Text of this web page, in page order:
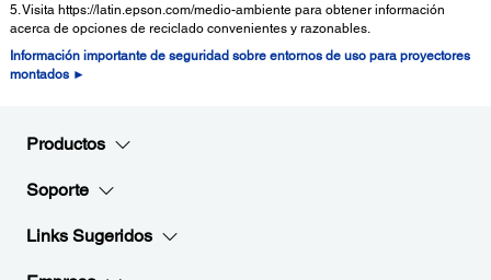
5. Visita https://latin.epson.com/medio-ambiente para obtener información
acerca de opciones de reciclado convenientes y razonables.
Información importante de seguridad sobre entornos de uso para proyectores
montados ►
Productos
Soporte
Links Sugeridos